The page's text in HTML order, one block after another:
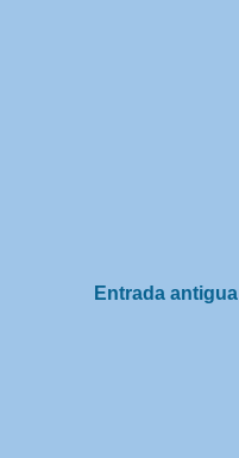
Entrada antigua